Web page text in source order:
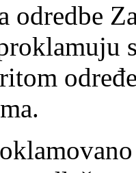
odredbe